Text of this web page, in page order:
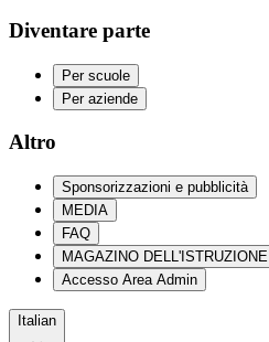
Diventare parte
Per scuole
Per aziende
Altro
Sponsorizzazioni e pubblicità
MEDIA
FAQ
MAGAZINO DELL'ISTRUZIONE
Accesso Area Admin
Italian